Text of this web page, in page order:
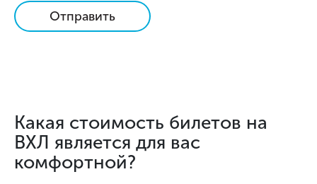
Отправить
Какая стоимость билетов на
ВХЛ является для вас
комфортной?